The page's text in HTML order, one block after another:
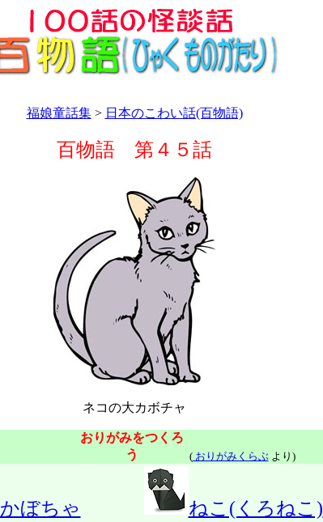
福娘童話集> 日本のこわい話(百物語)
百物語 第４５話
ネコの大カボチャ
おりがみをつくろ
う
(おりがみくらぶより)
かぼちゃ ねこ(くろねこ)